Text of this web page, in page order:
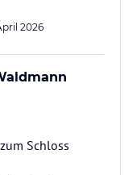
2026
Schloss